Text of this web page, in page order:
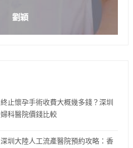
劉穎
終止懷孕手術收費大概幾多錢？深圳
婦科醫院價錢比較
深圳大陸人工流產醫院預約攻略：香